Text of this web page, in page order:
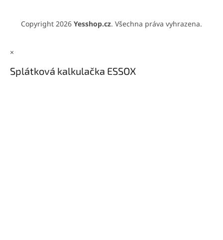
Copyright 2026 Yesshop.cz. Všechna práva vyhrazena.
×
Splátková kalkulačka ESSOX